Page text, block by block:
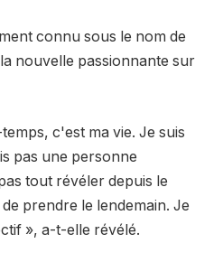
connu sous le nom de
nouvelle passionnante sur
c'est ma vie. Je suis
pas une personne
tout révéler depuis le
prendre le lendemain. Je
», a-t-elle révélé.